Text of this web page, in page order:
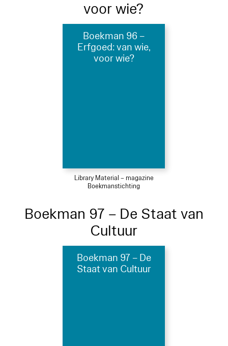
voor wie?
Boekman 96 –
Erfgoed: van wie,
voor wie?
Library Material – magazine
Boekmanstichting
Boekman 97 – De Staat van
Cultuur
Boekman 97 – De
Staat van Cultuur